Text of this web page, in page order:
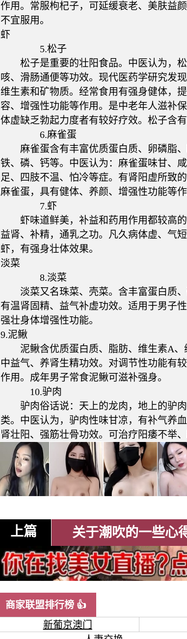
作用。常服枸杞子，可延缓衰老、美肤益
不宜服用。
虾
5.松子
松子是重要的壮阳食品。中医认为，松
咳、滑肠通便等功效。现代医药学研究发
维生素和矿物质。经常食用有强身健体，
容、增强性功能等作用。是中老年人滋补
体虚缺乏勃起力度者有较好疗效。松子含
6.麻雀蛋
麻雀蛋含有丰富优质蛋白质、卵磷脂、
铁、磷、钙等。中医认为：麻雀蛋味甘、
足、四肢不温、怕冷等症。有肾阳虚所致
麻雀蛋，具有健体、养颜、增强性功能等
7.虾
虾味道鲜美，补益和药用作用都较高的
益肾、补精，通乳之功。凡久病体虚、气
虾，有强身壮体效果。
淡菜
8.淡菜
淡菜又名珠菜、壳菜。含丰富蛋白质、
有温肾固精、益气补虚功效。适用于男子
强壮身体增强性功能。
9.泥鳅
泥鳅含优质蛋白质、脂肪、维生素A、
中益气、养肾生精功效。对调节性功能有
作用。成年男子常食泥鳅可滋补强身。
10.驴肉
驴肉俗话说：天上的龙肉，地上的驴肉
类。中医认为，驴肉性味甘凉，有补气养
肾壮阳、强筋壮骨功效。可治疗阳痿不举、
上篇 关于潮吹的一些心
商家联盟排行榜 👍
新葡京澳门